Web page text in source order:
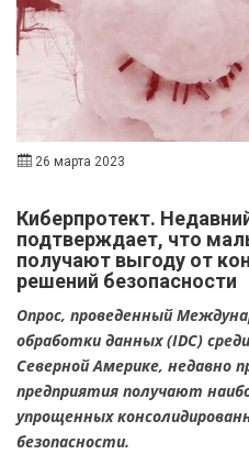
26 марта 2023
Киберпротект.
подтверждает, что
получают выгоду от
решений безопасности
Опрос, проведенный
обработки данных (IDC)
Северной Америке, недавно
предприятия получают
упрощенных
безопасности.